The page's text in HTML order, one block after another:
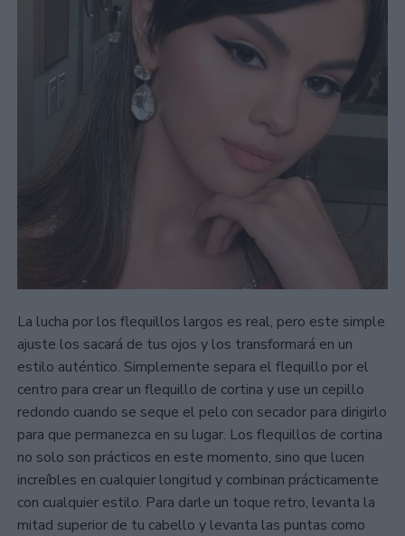
La lucha por los flequillos largos es real, pero este simple
ajuste los sacará de tus ojos y los transformará en un
estilo auténtico. Simplemente separa el flequillo por el
centro para crear un flequillo de cortina y use un cepillo
redondo cuando se seque el pelo con secador para dirigirlo
para que permanezca en su lugar. Los flequillos de cortina
no solo son prácticos en este momento, sino que lucen
increíbles en cualquier longitud y combinan prácticamente
con cualquier estilo. Para darle un toque retro, levanta la
mitad superior de tu cabello y levanta las puntas como